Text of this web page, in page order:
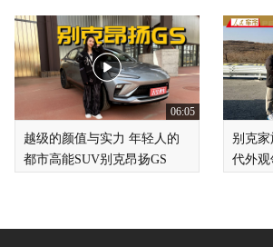
06:05
越级的颜值与实力 年轻人的
都市高能SUV别克昂扬GS
别克
代外观